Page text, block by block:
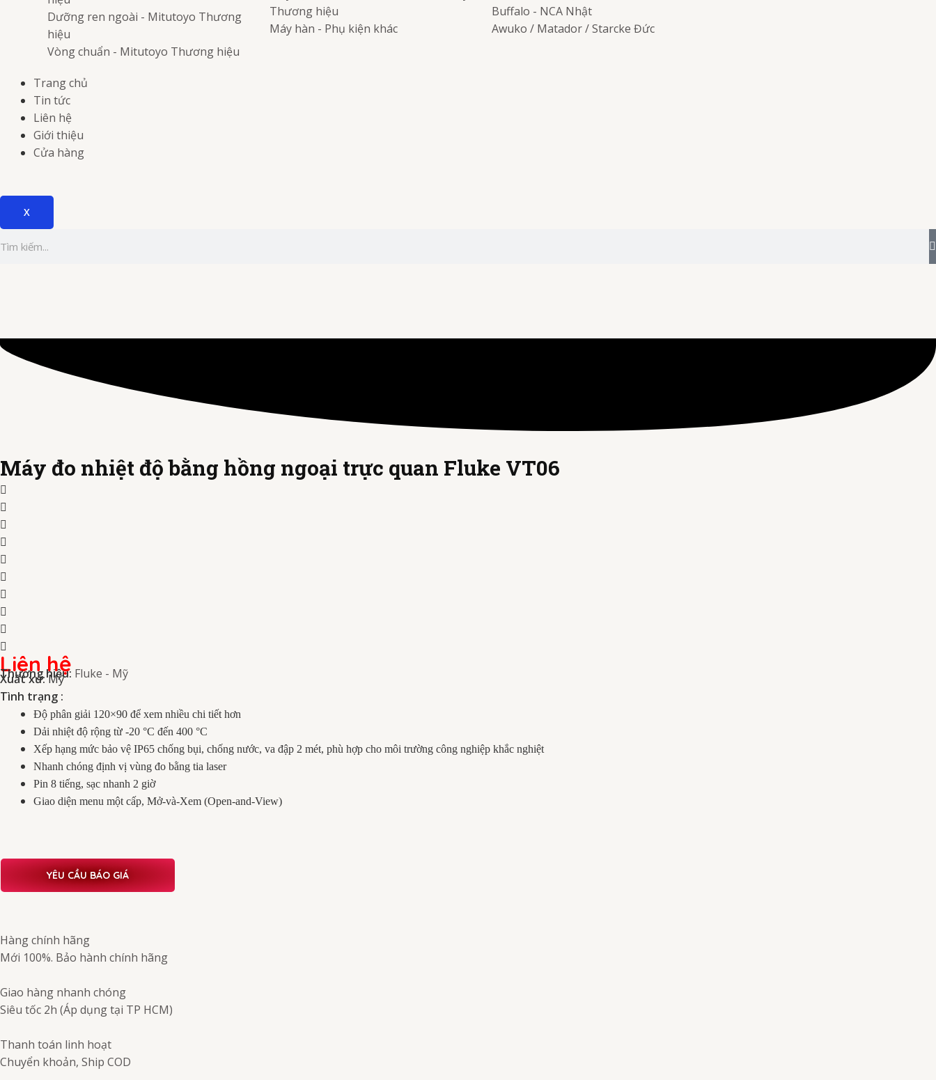
Dưỡng ren ngoài - Mitutoyo Thương
hiệu
Vòng chuẩn - Mitutoyo Thương hiệu
Thương hiệu
Máy hàn - Phụ kiện khác
Buffalo - NCA Nhật
Awuko / Matador / Starcke Đức
Trang chủ
Tin tức
Liên hệ
Giới thiệu
Cửa hàng
X
kiếm
Máy đo nhiệt độ bằng hồng ngoại trực quan Fluke VT06
Liên hệ
Thương hiệu: Fluke - Mỹ
Xuất xứ:Mỹ
Tình trạng :
Độ phân giải 120×90 để xem nhiều chi tiết hơn
Dải nhiệt độ rộng từ -20 °C đến 400 °C
Xếp hạng mức bảo vệ IP65 chống bụi, chống nước, va đập 2 mét, phù hợp cho môi trường công nghiệp khắc nghiệt
Nhanh chóng định vị vùng đo bằng tia laser
Pin 8 tiếng, sạc nhanh 2 giờ
Giao diện menu một cấp, Mở-và-Xem (Open-and-View)
YÊU CẦU BÁO GIÁ
Hàng chính hãng
Mới 100%. Bảo hành chính hãng
Giao hàng nhanh chóng
Siêu tốc 2h (Áp dụng tại TP HCM)
Thanh toán linh hoạt
Chuyển khoản, Ship COD